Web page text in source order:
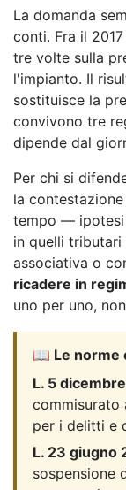
La domanda
conti. Fra il
tre volte sulla
l'impianto. Il
sostituisce la
convivono tre
dipende dal
Per chi si
la
tempo — ipotesi
in quelli
associativa o
ricadere in
uno per uno,
📖 Le norme
L. 5
commisurato
per i delitti e
L. 23 giugno
sospensione